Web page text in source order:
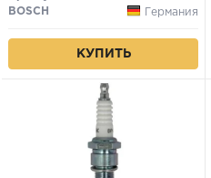
BOSCH
Германия
КУПИТЬ